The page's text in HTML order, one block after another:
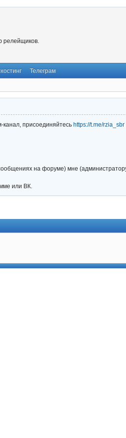
Телеграм
канал, присоединяйтесь https://t.me/rzia_sbr
на форуме) мне
или ВК.